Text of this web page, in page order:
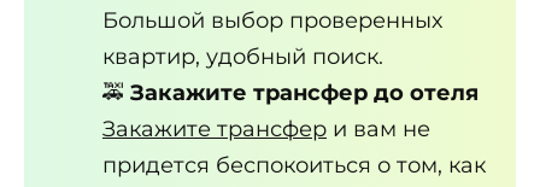
Большой выбор проверенных
квартир, удобный поиск.
🚕 Закажите трансфер до отеля
Закажите трансфер и вам не
придется беспокоиться о том, как